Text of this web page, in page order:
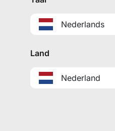
Nederlands
Land
Nederland